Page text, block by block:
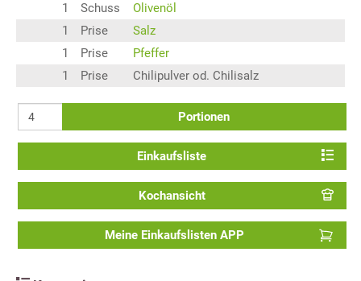
1
Schuss
Olivenöl
1
Prise
Salz
1
Prise
Pfeffer
1
Prise Chilipulver od. Chilisalz
Portionen
Einkaufsliste
Kochansicht
Meine Einkaufslisten APP